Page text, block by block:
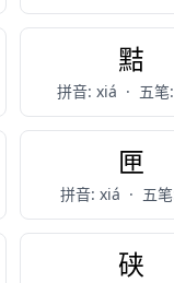
黠
拼音: xiá · 五
匣
拼音: xiá · 五
硖